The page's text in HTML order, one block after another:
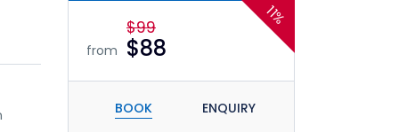
11%
from
$99
$88
BOOK ENQUIRY